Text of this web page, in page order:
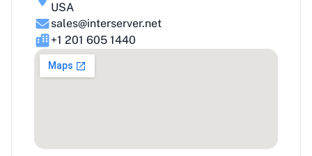
USA
sales@interserver.net
+1 201 605 1440